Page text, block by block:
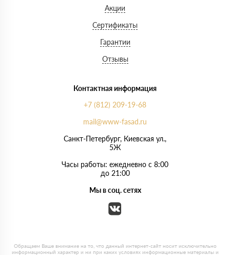
Акции
Сертификаты
Гарантии
Отзывы
Контактная информация
+7 (812) 209-19-68
mail@www-fasad.ru
Санкт-Петербург, ​Киевская ул.,
5Ж
Часы работы: ежедневно с 8:00
до 21:00
Мы в соц. сетях